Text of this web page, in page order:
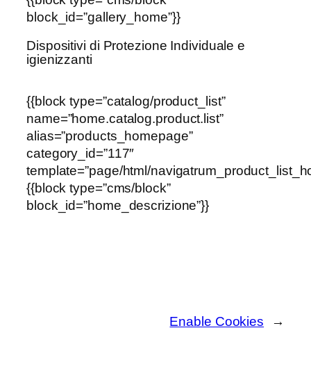
block_id=”gallery_home”}}
Dispositivi di Protezione Individuale e
igienizzanti
{{block type=”catalog/product_list”
name=”home.catalog.product.list”
alias=”products_homepage”
category_id=”117″
template=”page/html/
{{block type=”cms/block”
block_id=”home_descrizione”}}
Enable Cookies →